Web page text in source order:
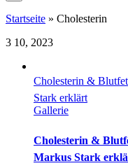
Startseite » Cholesterin
3 10, 2023
Cholesterin &
Stark erklärt
Gallerie
Cholesterin &
Markus Stark